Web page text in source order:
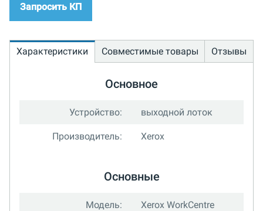
Запросить КП
Характеристики Совместимые товары Отзывы
Основное
Устройство: выходной лоток
Производитель: Xerox
Основные
Модель:
Xerox WorkCentre